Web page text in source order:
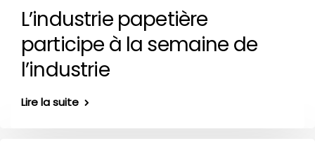
L’industrie papetière
participe à la semaine de
l’industrie
Lire la suite